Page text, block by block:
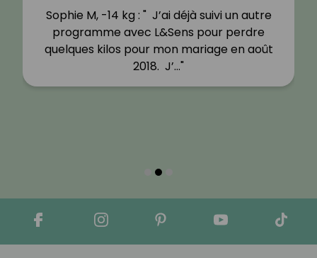
Sophie M, -14 kg : " J’ai déjà suivi un autre
programme avec L&Sens pour perdre
quelques kilos pour mon mariage en août
2018. J’…"